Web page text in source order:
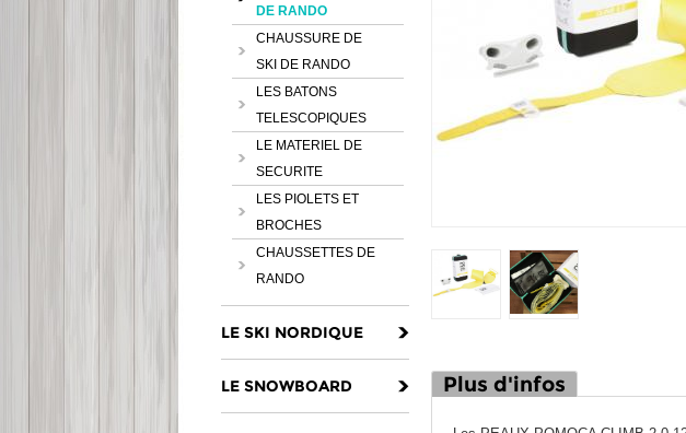
DE RANDO
CHAUSSURE DE
SKI DE RANDO
LES BATONS
TELESCOPIQUES
LE MATERIEL DE
SECURITE
LES PIOLETS ET
BROCHES
CHAUSSETTES DE
RANDO
LE SKI NORDIQUE
LE SNOWBOARD Plus d'infos